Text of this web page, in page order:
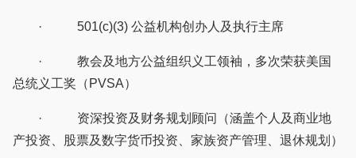
· 501(c)(3) 公益机构创办人及执行主席
· 教会及地方公益组织义工领袖，多次荣获美国
总统义工奖（PVSA）
· 资深投资及财务规划顾问（涵盖个人及商业地
产投资、股票及数字货币投资、家族资产管理、退休规划）